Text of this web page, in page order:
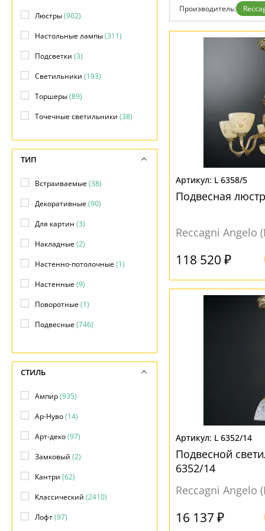
Контакты
Производитель:
L 6358/5
Подвесная
Reccagni Angelo
118 520 ₽
L 6352/14
Подвесной
6352/14
Reccagni Angelo
16 137 ₽
Люстры(902)
Настольные лампы(311)
Подсветки (3)
Светильники (193)
Торшеры(89)
Точечные светильники (38)
ТИП
Встраиваемые(38)
Декоративные(90)
Для картин (3)
Накладные(2)
Настенно-потолочные(1)
Настенные(9)
Поворотные(1)
Подвесные(746)
СТИЛЬ
Ампир(935)
Ар-Нуво(14)
Арт-деко(97)
Замковый (2)
Кантри (62)
Классический (2410)
Лофт(97)